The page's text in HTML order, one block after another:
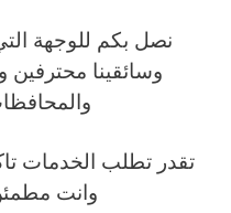
نصل بكم للوجهة
وسائقينا محترفين
تقدر تطلب الخدمات
وانت